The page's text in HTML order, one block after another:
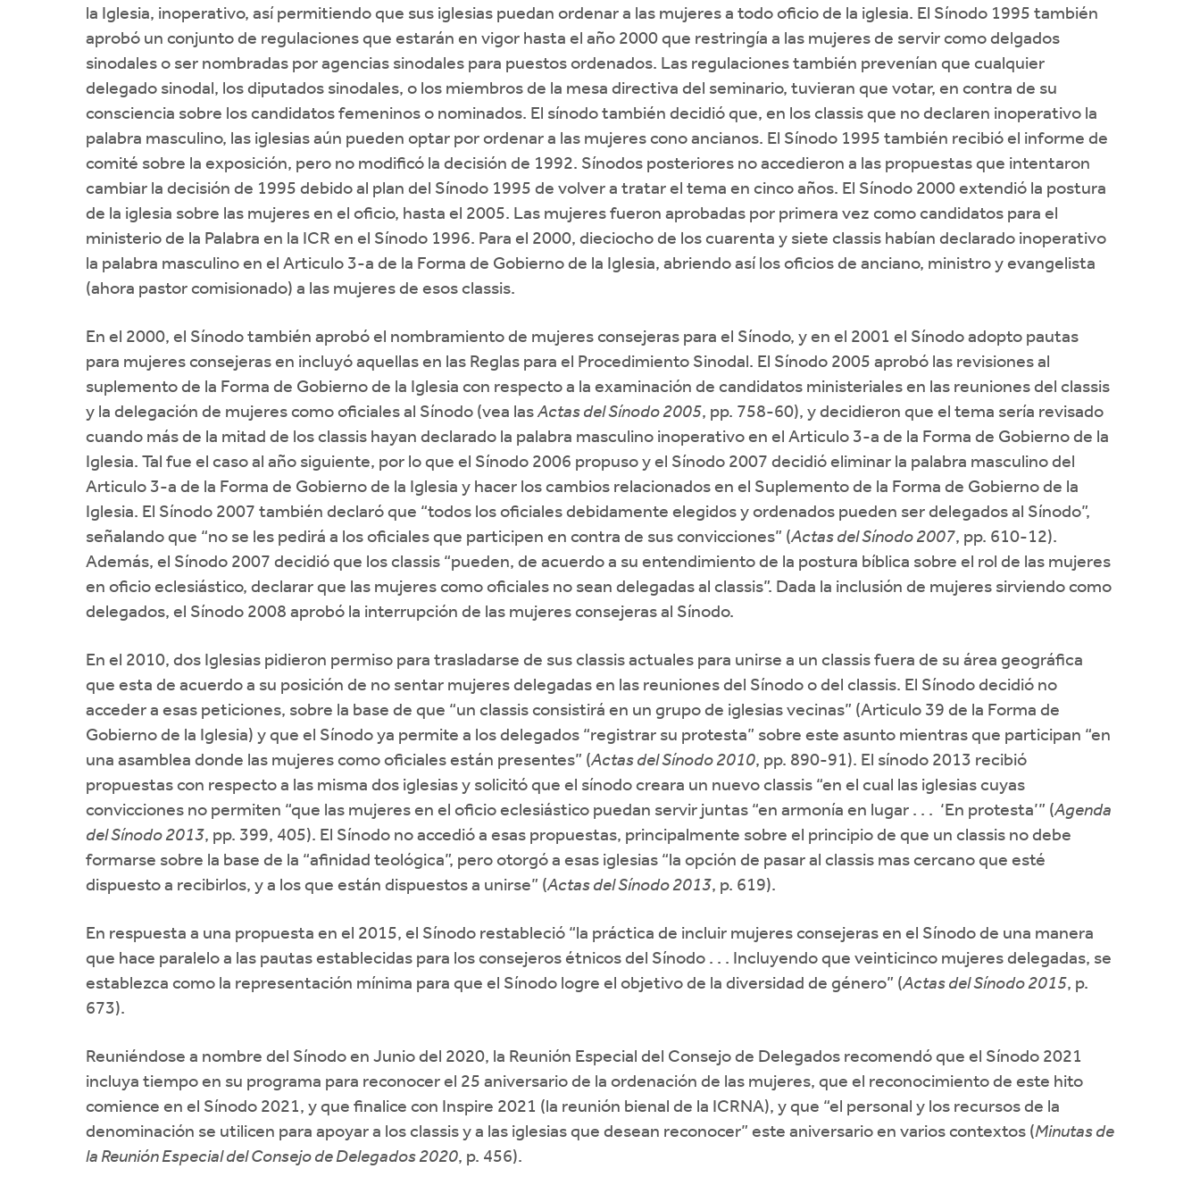
la Iglesia, inoperativo, así permitiendo que sus iglesias puedan ordenar a las mujeres a todo oficio de la iglesia. El Sínodo 1995 también
aprobó un conjunto de regulaciones que estarán en vigor hasta el año 2000 que restringía a las mujeres de servir como delgados
sinodales o ser nombradas por agencias sinodales para puestos ordenados. Las regulaciones también prevenían que cualquier
delegado sinodal, los diputados sinodales, o los miembros de la mesa directiva del seminario, tuvieran que votar, en contra de su
consciencia sobre los candidatos femeninos o nominados. El sínodo también decidió que, en los classis que no declaren inoperativo la
palabra masculino, las iglesias aún pueden optar por ordenar a las mujeres cono ancianos. El Sínodo 1995 también recibió el informe de
comité sobre la exposición, pero no modificó la decisión de 1992. Sínodos posteriores no accedieron a las propuestas que intentaron
cambiar la decisión de 1995 debido al plan del Sínodo 1995 de volver a tratar el tema en cinco años. El Sínodo 2000 extendió la postura
de la iglesia sobre las mujeres en el oficio, hasta el 2005. Las mujeres fueron aprobadas por primera vez como candidatos para el
ministerio de la Palabra en la ICR en el Sínodo 1996. Para el 2000, dieciocho de los cuarenta y siete classis habían declarado inoperativo
la palabra masculino en el Articulo 3-a de la Forma de Gobierno de la Iglesia, abriendo así los oficios de anciano, ministro y evangelista
(ahora pastor comisionado) a las mujeres de esos classis.
En el 2000, el Sínodo también aprobó el nombramiento de mujeres consejeras para el Sínodo, y en el 2001 el Sínodo adopto pautas
para mujeres consejeras en incluyó aquellas en las Reglas para el Procedimiento Sinodal. El Sínodo 2005 aprobó las revisiones al
suplemento de la Forma de Gobierno de la Iglesia con respecto a la examinación de candidatos ministeriales en las reuniones del classis
y la delegación de mujeres como oficiales al Sínodo (vea lasActas del Sínodo 2005, pp. 758-60), y decidieron que el tema sería revisado
cuando más de la mitad de los classis hayan declarado la palabra masculino inoperativo en el Articulo 3-a de la Forma de Gobierno de la
Iglesia. Tal fue el caso al año siguiente, por lo que el Sínodo 2006 propuso y el Sínodo 2007 decidió eliminar la palabra masculino del
Articulo 3-a de la Forma de Gobierno de la Iglesia y hacer los cambios relacionados en el Suplemento de la Forma de Gobierno de la
Iglesia. El Sínodo 2007 también declaró que “todos los oficiales debidamente elegidos y ordenados pueden ser delegados al Sínodo”,
señalando que “no se les pedirá a los oficiales que participen en contra de sus convicciones” (Actas del Sínodo 2007, pp. 610-12).
Además, el Sínodo 2007 decidió que los classis “pueden, de acuerdo a su entendimiento de la postura bíblica sobre el rol de las mujeres
en oficio eclesiástico, declarar que las mujeres como oficiales no sean delegadas al classis”. Dada la inclusión de mujeres sirviendo como
delegados, el Sínodo 2008 aprobó la interrupción de las mujeres consejeras al Sínodo.
En el 2010, dos Iglesias pidieron permiso para trasladarse de sus classis actuales para unirse a un classis fuera de su área geográfica
que esta de acuerdo a su posición de no sentar mujeres delegadas en las reuniones del Sínodo o del classis. El Sínodo decidió no
acceder a esas peticiones, sobre la base de que “un classis consistirá en un grupo de iglesias vecinas” (Articulo 39 de la Forma de
Gobierno de la Iglesia) y que el Sínodo ya permite a los delegados “registrar su protesta” sobre este asunto mientras que participan “en
una asamblea donde las mujeres como oficiales están presentes” (Actas del Sínodo 2010, pp. 890-91). El sínodo 2013 recibió
propuestas con respecto a las misma dos iglesias y solicitó que el sínodo creara un nuevo classis “en el cual las iglesias cuyas
convicciones no permiten “que las mujeres en el oficio eclesiástico puedan servir juntas “en armonía en lugar . . . ‘En protesta’” (Agenda
del Sínodo 2013, pp. 399, 405). El Sínodo no accedió a esas propuestas, principalmente sobre el principio de que un classis no debe
formarse sobre la base de la “afinidad teológica”, pero otorgó a esas iglesias “la opción de pasar al classis mas cercano que esté
dispuesto a recibirlos, y a los que están dispuestos a unirse” (Actas del Sínodo 2013, p. 619).
En respuesta a una propuesta en el 2015, el Sínodo restableció “la práctica de incluir mujeres consejeras en el Sínodo de una manera
que hace paralelo a las pautas establecidas para los consejeros étnicos del Sínodo . . . Incluyendo que veinticinco mujeres delegadas, se
establezca como la representación mínima para que el Sínodo logre el objetivo de la diversidad de género” (Actas del Sínodo 2015, p.
673).
Reuniéndose a nombre del Sínodo en Junio del 2020, la Reunión Especial del Consejo de Delegados recomendó que el Sínodo 2021
incluya tiempo en su programa para reconocer el 25 aniversario de la ordenación de las mujeres, que el reconocimiento de este hito
comience en el Sínodo 2021, y que finalice con Inspire 2021 (la reunión bienal de la ICRNA), y que “el personal y los recursos de la
denominación se utilicen para apoyar a los classis y a las iglesias que desean reconocer” este aniversario en varios contextos (Minutas de
la Reunión Especial del Consejo de Delegados 2020, p. 456).